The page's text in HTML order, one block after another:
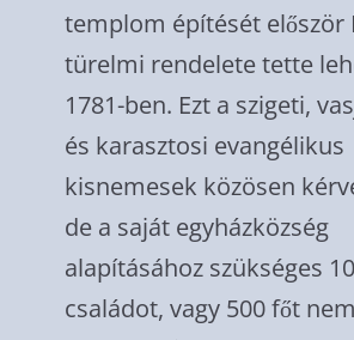
templom építését először
türelmi rendelete tette
1781-ben. Ezt a szigeti,
és karasztosi evangélikus
kisnemesek közösen
de a saját egyházközség
alapításához szükséges
családot, vagy 500 főt